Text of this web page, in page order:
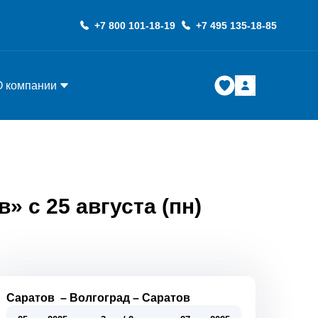
+7 800 101-18-19 +7 495 135-18-85
компании
с 25 августа (пн)
Саратов – Волгоград –Саратов